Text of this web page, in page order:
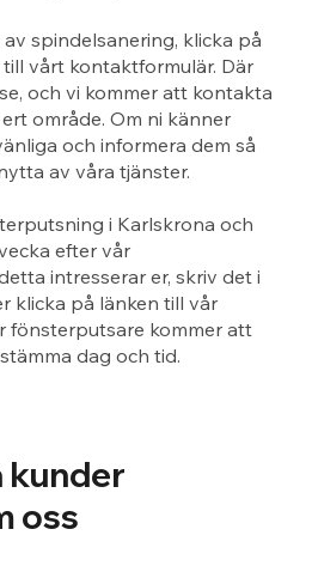
spindelsanering, klicka på
vårt kontaktformulär. Där
och vi kommer att kontakta
område. Om ni känner
och informera dem så
av våra tjänster.
i Karlskrona och
efter vår
intresserar er, skriv det i
klicka på länken till vår
fönsterputsare kommer att
dag och tid.
kunder
oss